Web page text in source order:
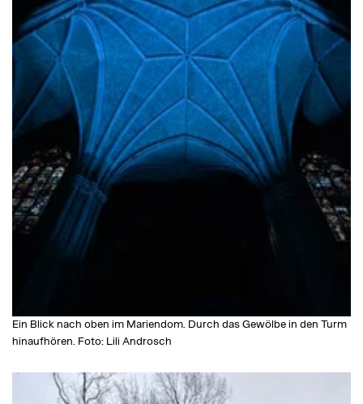
Ein Blick nach oben im Mariendom. Durch das Gewölbe in den Turm
hinaufhören. Foto: Lili Androsch